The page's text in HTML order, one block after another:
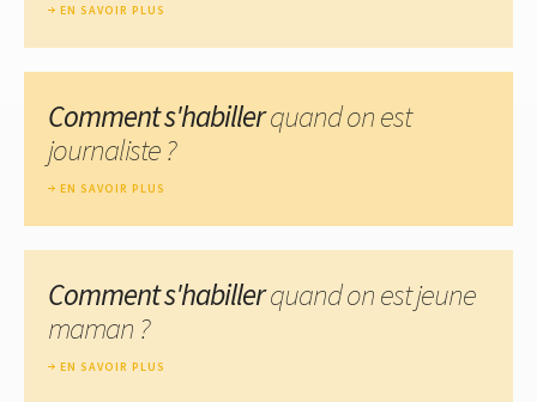
EN SAVOIR PLUS
Comment s'habillerquand on est
journaliste ?
EN SAVOIR PLUS
Comment s'habillerquand on est jeune
maman ?
EN SAVOIR PLUS